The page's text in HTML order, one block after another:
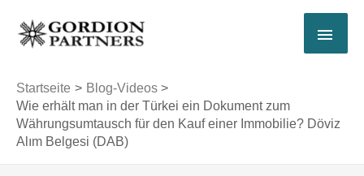
Inhalt
springen
Startseite
Blog-Videos
Wie erhält man in der Türkei ein Dokument zum
Währungsumtausch für den Kauf einer Immobilie? Döviz
Alım Belgesi (DAB)